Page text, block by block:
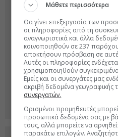
Μάθετε περισσότερα
Θα γίνει επεξεργασία των
οι πληροφορίες από τη
αναγνωριστικά και άλλα
κοινοποιηθούν σε 237
αποκτήσουν πρόσβαση σε
Αυτές οι πληροφορίες
χρησιμοποιηθούν
Εμείς και οι συνεργάτες μας
ακριβή δεδομένα γεωγραφικής
συνεργατών.
Ορισμένοι προμηθευτές
προσωπικά δεδομένα σας με
τους, αλλά μπορείτε να
παρακάτω επιλογών.